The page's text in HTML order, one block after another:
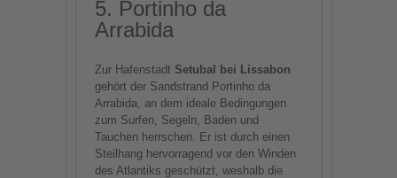
5. Portinho da
Arrabida
Zur Hafenstadt Setubal bei Lissabon
gehört der Sandstrand Portinho da
Arrabida, an dem ideale Bedingungen
zum Surfen, Segeln, Baden und
Tauchen herrschen. Er ist durch einen
Steilhang hervorragend vor den Winden
des Atlantiks geschützt, weshalb die